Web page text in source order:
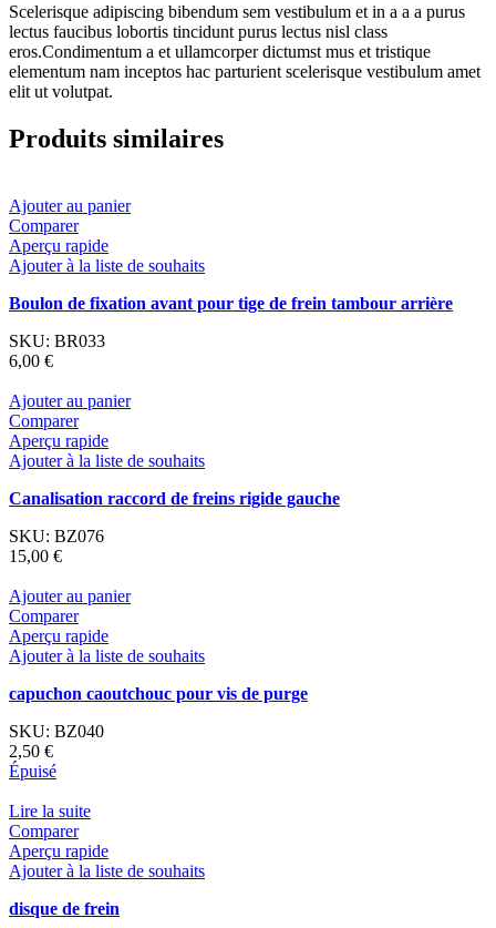
Scelerisque adipiscing bibendum sem vestibulum et in a a a purus
lectus faucibus lobortis tincidunt purus lectus nisl class
eros.Condimentum a et ullamcorper dictumst mus et tristique
elementum nam inceptos hac parturient scelerisque vestibulum amet
elit ut volutpat.
Produits similaires
Ajouter au panier
Comparer
Aperçu rapide
Ajouter à la liste de souhaits
Boulon de fixation avant pour tige de frein tambour arrière
SKU: BR033
6,00 €
Ajouter au panier
Comparer
Aperçu rapide
Ajouter à la liste de souhaits
Canalisation raccord de freins rigide gauche
SKU: BZ076
15,00 €
Ajouter au panier
Comparer
Aperçu rapide
Ajouter à la liste de souhaits
capuchon caoutchouc pour vis de purge
SKU: BZ040
2,50 €
Épuisé
Lire la suite
Comparer
Aperçu rapide
Ajouter à la liste de souhaits
disque de frein